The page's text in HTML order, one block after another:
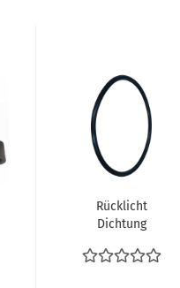
Rücklicht
Dichtung
Karmann Ghia